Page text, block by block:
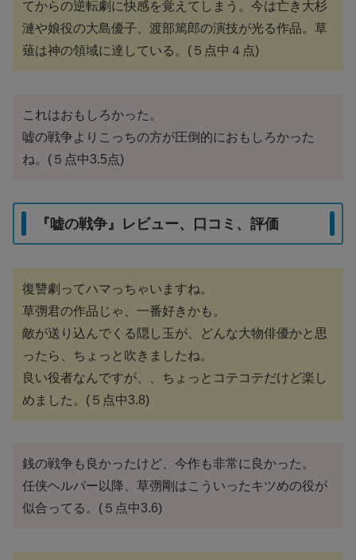
てからの逆転劇に快感を覚えてしまう。今は亡き大杉
漣や娘役の大島優子、渡部篤郎の演技が光る作品。草
薙は神の領域に達している。(５点中４点)
これはおもしろかった。
嘘の戦争よりこっちの方が圧倒的におもしろかった
ね。(５点中3.5点)
『嘘の戦争』レビュー、口コミ、評価
復讐劇ってハマっちゃいますね。
草彅君の作品じゃ、一番好きかも。
敵が送り込んでくる隠し玉が、どんな大物俳優かと思
ったら、ちょっと吹きましたね。
良い役者なんですが、、ちょっとコテコテだけど楽し
めました。(５点中3.8)
銭の戦争も良かったけど、今作も非常に良かった。
任侠ヘルパー以降、草彅剛はこういったキツめの役が
似合ってる。(５点中3.6)